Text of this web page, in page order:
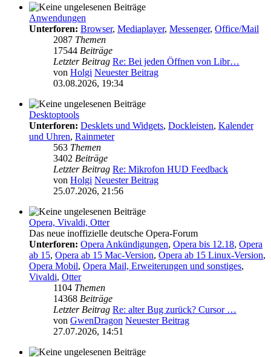
Anwendungen
Unterforen: Browser, Mediaplayer, Messenger, Office/Mail
2087 Themen
17544 Beiträge
Letzter Beitrag Re: Bei jeden Öffnen von Libr…
von Holgi Neuester Beitrag
03.08.2026, 19:34
Desktoptools
Unterforen: Desklets und Widgets, Dockleisten, Kalender
und Uhren, Rainmeter
563 Themen
3402 Beiträge
Letzter Beitrag Re: Mikrofon HUD Feedback
von Holgi Neuester Beitrag
25.07.2026, 21:56
Opera, Vivaldi, Otter
Das neue inoffizielle deutsche Opera-Forum
Unterforen: Opera Ankündigungen, Opera bis 12.18, Opera
ab 15, Opera ab 15 Mac-Version, Opera ab 15 Linux-Version,
Opera Mobil, Opera Mail, Erweiterungen und sonstiges,
Vivaldi, Otter
1104 Themen
14368 Beiträge
Letzter Beitrag Re: alter Bug zurück? Cursor …
von GwenDragon Neuester Beitrag
27.07.2026, 14:51